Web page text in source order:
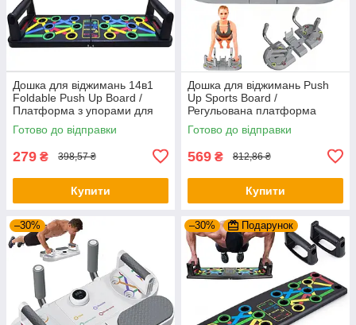
Дошка для віджимань 14в1
Foldable Push Up Board /
Платформа з упорами для
віджимань / Тренажер для
віджимання
Готово до відправки
279 ₴ 398,57 ₴
Купити
Дошка для віджимань Push
Up Sports Board /
Регульована платформа
тренажер для віджимань /
Упори від підлоги
Готово до відправки
569 ₴ 812,86 ₴
Купити
–30% –30% Подарунок